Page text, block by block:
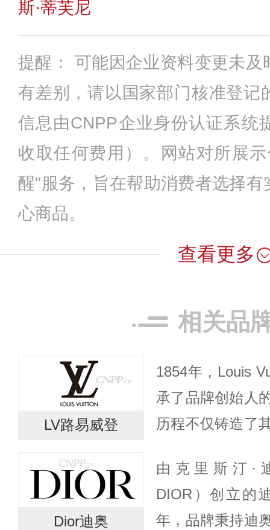
斯·蒂芙尼
提醒： 可能因企业资料变更未
有差别，请以国家部门核准登记
信息由CNPP企业身份认证系统
收取任何费用）。网站对所展
醒"服务，旨在帮助消费者选择
心商品。
查看更多
相关品
LV路易威登
1854年，Louis
承了品牌创始人
历程不仅铸造了
Vuitton依然通过
Dior迪奥
由克里斯汀·
DIOR）创立的
年，品牌秉持迪